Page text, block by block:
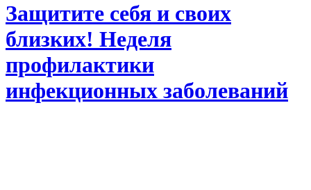
Защитите себя и своих
близких! Неделя
профилактики
инфекционных заболеваний